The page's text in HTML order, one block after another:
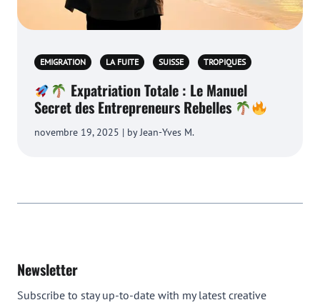
EMIGRATION LA FUITE SUISSE TROPIQUES
Expatriation Totale : Le Manuel
Secret des Entrepreneurs Rebelles
novembre 19, 2025 | by Jean-Yves M.
Newsletter
Subscribe to stay up-to-date with my latest creative